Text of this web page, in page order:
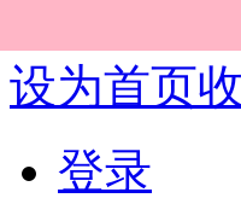
设为首页
登录